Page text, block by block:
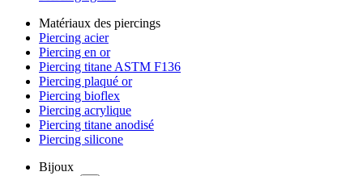
Matériaux des piercings
Piercing acier
Piercing en or
Piercing titane ASTM F136
Piercing plaqué or
Piercing bioflex
Piercing acrylique
Piercing titane anodisé
Piercing silicone
Bijoux